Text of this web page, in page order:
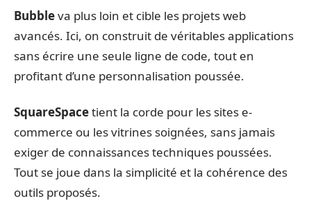
Bubbleva plus loin et cible les projets web
avancés. Ici, on construit de véritables applications
sans écrire une seule ligne de code, tout en
profitant d’une personnalisation poussée.
SquareSpacetient la corde pour les sites e-
commerce ou les vitrines soignées, sans jamais
exiger de connaissances techniques poussées.
Tout se joue dans la simplicité et la cohérence des
outils proposés.